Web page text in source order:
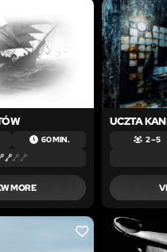
60 MIN.
MORE
UCZTA
2 – 5
LIKE